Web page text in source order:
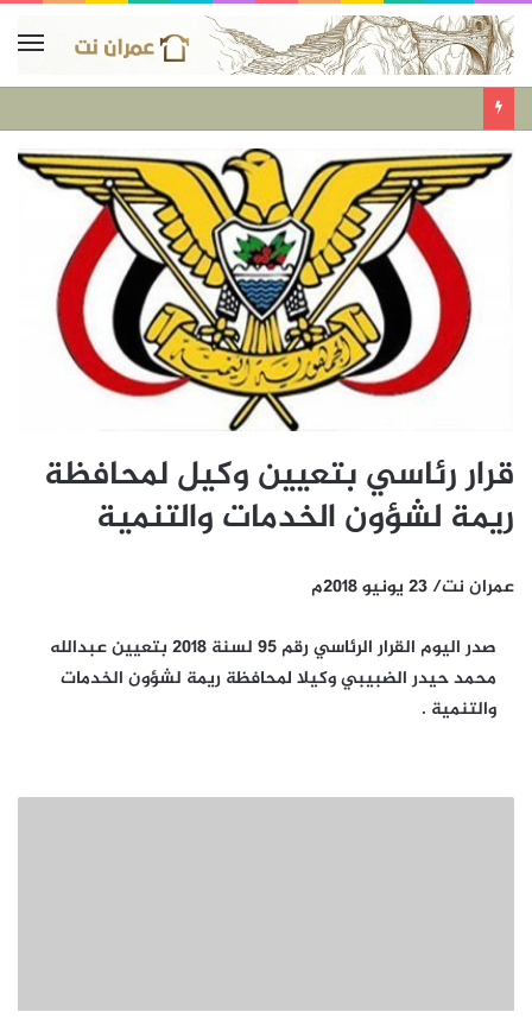
قرار رئاسي بتعيين وكيل لمحافظة
ريمة لشؤون الخدمات والتنمية
عمران نت/ 23 يونيو 2018م
صدر اليوم القرار الرئاسي رقم 95 لسنة 2018 بتعيين عبدالله
محمد حيدر الضبيبي وكيلا لمحافظة ريمة لشؤون الخدمات
والتنمية .